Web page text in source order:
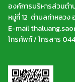
องค์การบริหารส่วนตำ
หมู่ที่ 12 ตำบลท่าหลวง
E-mail
โทรศัพท์ / โทรสาร